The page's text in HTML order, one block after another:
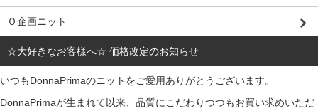
Ｏ企画ニット
☆大好きなお客様へ☆ 価格改定のお知らせ
いつもDonnaPrimaのニットをご愛用ありがとうございます。
DonnaPrimaが生まれて以来、品質にこだわりつつもお買い求めいただ